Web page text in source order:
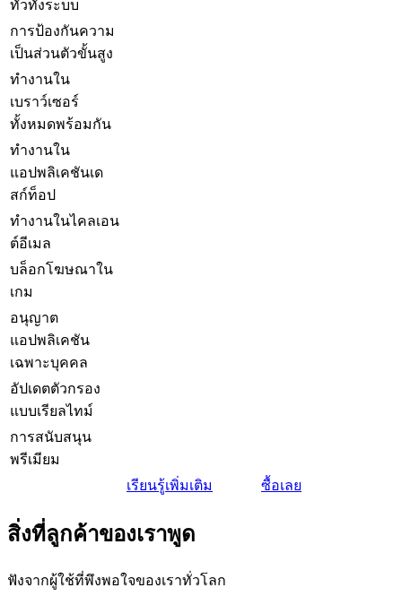
ทั่วทั้งระบบ
การป้องกันความ
เป็นส่วนตัวขั้นสูง
ทำงานใน
เบราว์เซอร์
ทั้งหมดพร้อมกัน
ทำงานใน
แอปพลิเคชันเด
สก์ท็อป
ทำงานในไคลเอน
ต์อีเมล
บล็อกโฆษณาใน
เกม
อนุญาต
แอปพลิเคชัน
เฉพาะบุคคล
อัปเดตตัวกรอง
แบบเรียลไทม์
การสนับสนุน
พรีเมียม
เรียนรู้เพิ่มเติม
ซื้อเลย
สิ่งที่ลูกค้าของเราพูด
ฟังจากผู้ใช้ที่พึงพอใจของเราทั่วโลก